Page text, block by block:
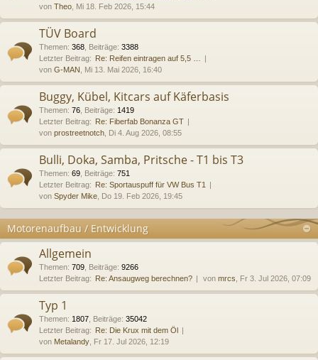
von Theo , Mi 18. Feb 2026, 15:44
TÜV Board
Themen: 368 Beiträge: 3388
Letzter Beitrag: Re: Reifen eintragen auf 5,5 …
von G-MAN , Mi 13. Mai 2026, 16:40
Buggy, Kübel, Kitcars auf Käferbasis
Themen: 76 Beiträge: 1419
Letzter Beitrag: Re: Fiberfab Bonanza GT
von prostreetnotch , Di 4. Aug 2026, 08:55
Bulli, Doka, Samba, Pritsche - T1 bis T3
Themen: 69 Beiträge: 751
Letzter Beitrag: Re: Sportauspuff für VW Bus T1
von Spyder Mike , Do 19. Feb 2026, 19:45
Motorenaufbau / Entwicklung
Allgemein
Themen: 709 Beiträge: 9266
Letzter Beitrag: Re: Ansaugweg berechnen? von mrcs , Fr 3. Jul 2026, 07:09
Typ 1
Themen: 1807 Beiträge: 35042
Letzter Beitrag: Re: Die Krux mit dem Öl
von Metalandy , Fr 17. Jul 2026, 12:19